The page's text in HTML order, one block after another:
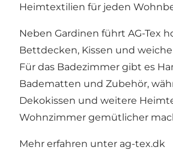
Heimtextilien für jeden
Neben Gardinen führt AG-Tex
Bettdecken, Kissen und
Für das Badezimmer gibt es
Badematten und Zubehör,
Dekokissen und weitere
Wohnzimmer gemütlicher
Mehr erfahren unter ag-tex.dk